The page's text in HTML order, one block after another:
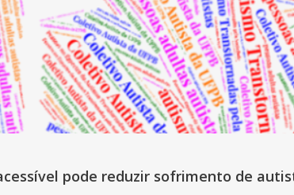
pode reduzir sofrimento de